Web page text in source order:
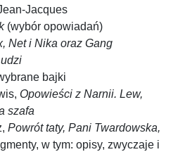
Jacques
(wybór opowiadań)
Net i Nika oraz Gang
bajki
Opowieści z Narnii. Lew,
szafa
Powrót taty, Pani Twardowska,
w tym: opisy, zwyczaje i